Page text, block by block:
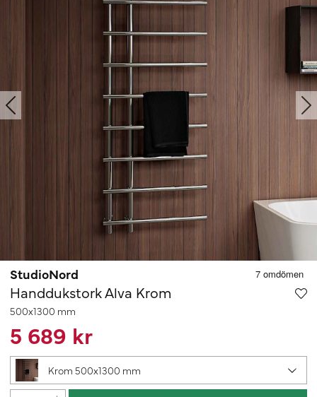
StudioNord
Handdukstork Alva Krom
500x1300 mm
5 689 kr
Krom 500x1300 mm